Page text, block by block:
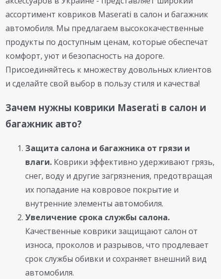
ассортимент ковриков Maserati в салон и багажник
автомобиля. Мы предлагаем высококачественные
продукты по доступным ценам, которые обеспечат
комфорт, уют и безопасность на дороге.
Присоединяйтесь к множеству довольных клиентов
и сделайте свой выбор в пользу стиля и качества!
Зачем нужны коврики Maserati в салон и
багажник авто?
Защита салона и багажника от грязи и
влаги. Коврики эффективно удерживают грязь,
снег, воду и другие загрязнения, предотвращая
их попадание на ковровое покрытие и
внутренние элементы автомобиля.
Увеличение срока службы салона.
Качественные коврики защищают салон от
износа, проколов и разрывов, что продлевает
срок службы обивки и сохраняет внешний вид
автомобиля.